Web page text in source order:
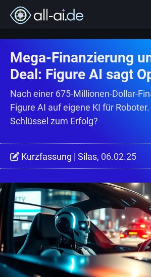
Mega-Finanzierung
Deal: Figure AI sagt
Nach einer 675-Millionen-Dollar-
Figure AI auf eigene KI für
Schlüssel zum Erfolg?
Kurzfassung | Silas, 06.02.25